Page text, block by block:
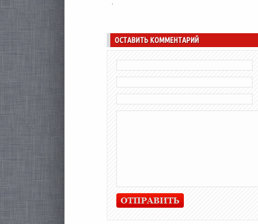
функционировать...
ОСТАВИТЬ КОММЕНТАРИЙ